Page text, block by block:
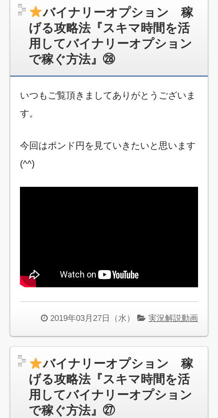
バイナリーオプション 稼
げる攻略法『スキマ時間を活
用してバイナリーオプション
で稼ぐ方法』㉘
いつもご覧頂きましてありがとうございま
す。
今回はポンド円を見ていきたいと思います
(^^)
2019年03月27日（水） 実況解説動画
バイナリーオプション 稼
げる攻略法『スキマ時間を活
用してバイナリーオプション
で稼ぐ方法』㉗